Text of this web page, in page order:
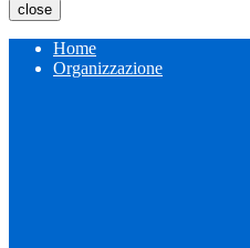
close
Home
Organizzazione